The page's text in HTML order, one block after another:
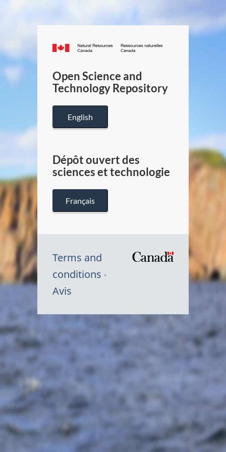
Canada.ca
/
Canada
Open Science and
Technology Repository
English
Dépôt ouvert des
sciences et technologie
Français
Terms and
conditions
Avis
Symbole
Canada